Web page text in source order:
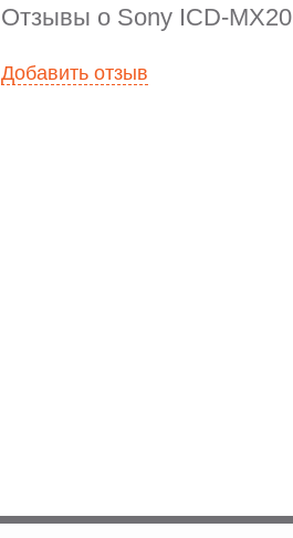
Отзывы о Sony ICD-MX20
Добавить отзыв